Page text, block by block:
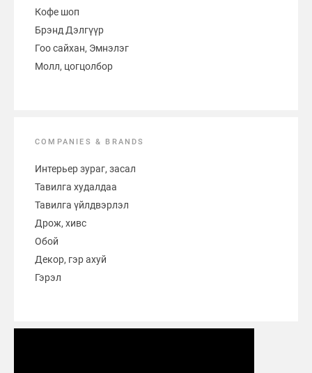
Кофе шоп
Брэнд Дэлгүүр
Гоо сайхан, Эмнэлэг
Молл, цогцолбор
COMPANIES & BRANDS
Интерьер зураг, засал
Тавилга худалдаа
Тавилга үйлдвэрлэл
Дрож, хивс
Обой
Декор, гэр ахуй
Гэрэл